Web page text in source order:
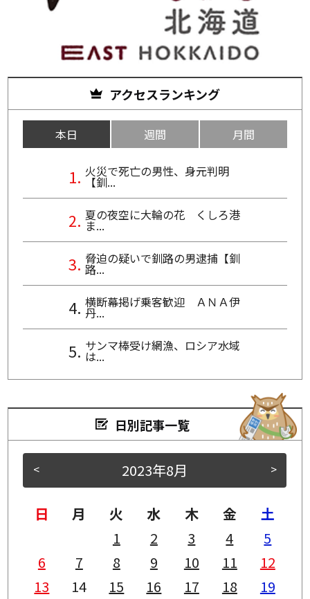
アクセスランキング
本日 週間 月間
火災で死亡の男性、身元判明
【釧...
夏の夜空に大輪の花 くしろ港
ま...
脅迫の疑いで釧路の男逮捕【釧
路...
横断幕掲げ乗客歓迎 ＡＮＡ伊
丹...
サンマ棒受け網漁、ロシア水域
は...
日別記事一覧
< >
2023年8月
日 月 火 水 木 金
土
1
2 3 4
5
6
7 8 9 10 11
12
13
14 15 16 17 18
19